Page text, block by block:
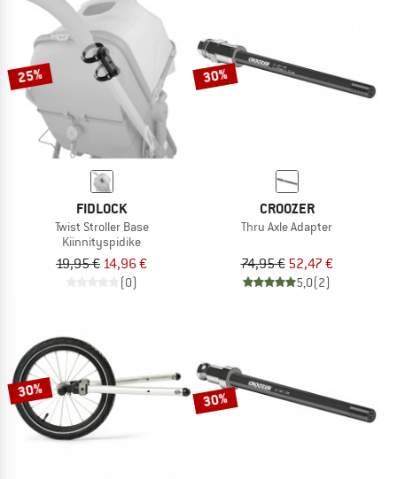
NOW UP TO 50% OFF
TO THE SALE
25%
FIDLOCK
Twist Stroller Base
Kiinnityspidike
19,95 € 14,96 €
(0)
30%
CROOZER
Thru Axle Adapter
74,95 € 52,47 €
5,0(2)
30% 30%